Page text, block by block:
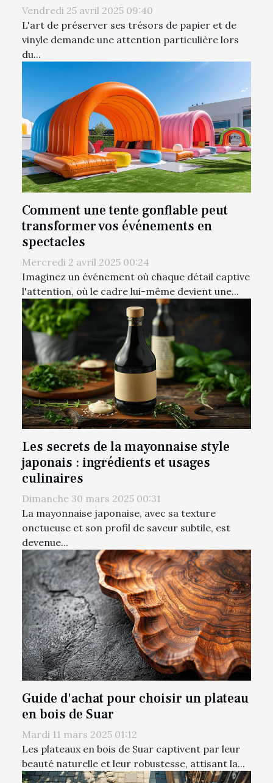
Vendredi 25 avril 2025 09:40
L'art de préserver ses trésors de papier et de
vinyle demande une attention particulière lors
du...
Comment une tente gonflable peut
transformer vos événements en
spectacles
Mercredi 2 avril 2025 00:24
Imaginez un événement où chaque détail captive
l'attention, où le cadre lui-même devient une...
Les secrets de la mayonnaise style
japonais : ingrédients et usages
culinaires
Dimanche 30 mars 2025 00:31
La mayonnaise japonaise, avec sa texture
onctueuse et son profil de saveur subtile, est
devenue...
Guide d'achat pour choisir un plateau
en bois de Suar
Mardi 11 mars 2025 01:12
Les plateaux en bois de Suar captivent par leur
beauté naturelle et leur robustesse, attisant la...